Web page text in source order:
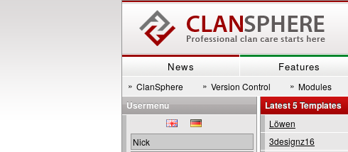
News Features
» ClanSphere » Version Control » Modules
Latest 5 Templates
Löwen
3designz16
Usermenu